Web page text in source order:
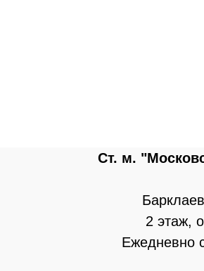
Ст. м.
2 этаж,
Ежедневно